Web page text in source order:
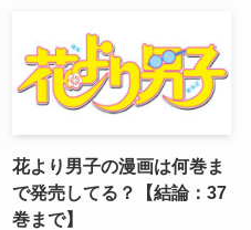
花より男子の漫画は何巻ま
で発売してる？【結論：37
巻まで】